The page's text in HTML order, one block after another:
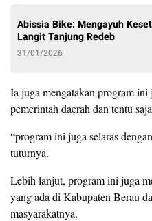
Abissia Bike: Mengayuh
Langit Tanjung Redeb
31/01/2026
Ia juga mengatakan program ini
pemerintah daerah dan tentu
“program ini juga selaras
tuturnya.
Lebih lanjut, program ini juga
yang ada di Kabupaten Berau
masyarakatnya.